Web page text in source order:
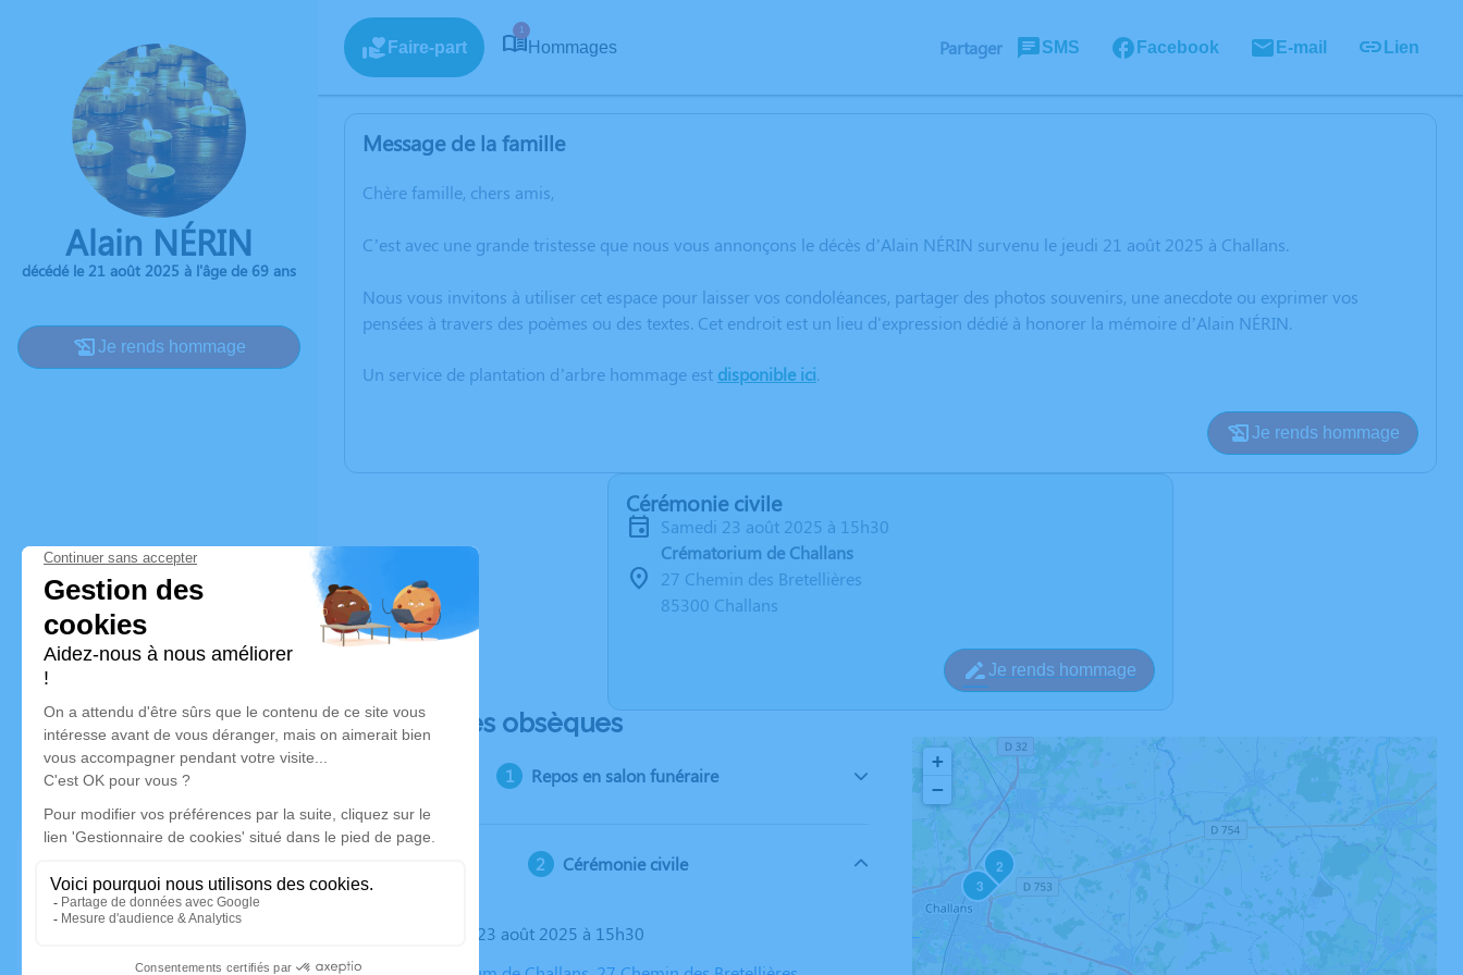
Alain NÉRIN
décédé le 21 août 2025 à l'âge de 69 ans
Je rends hommage
Faire-part
1
Hommages Partager SMS Facebook E-mail Lien
Message de la famille
Chère famille, chers amis,
C’est avec une grande tristesse que nous vous annonçons le décès d’Alain NÉRIN survenu le jeudi 21 août 2025 à Challans.
Nous vous invitons à utiliser cet espace pour laisser vos condoléances, partager des photos souvenirs, une anecdote ou exprimer vos
pensées à travers des poèmes ou des textes. Cet endroit est un lieu d'expression dédié à honorer la mémoire d’Alain NÉRIN.
Un service de plantation d’arbre hommage est disponible ici.
Je rends hommage
Cérémonie civile
samedi 23 août 2025 à 15h30
Crématorium de Challans
27 Chemin des Bretellières
85300 Challans
Je rends hommage
Déroulé des obsèques
Repos en salon funéraire
Cérémonie civile
Le samedi 23 août 2025 à 15h30
2
3
+
−